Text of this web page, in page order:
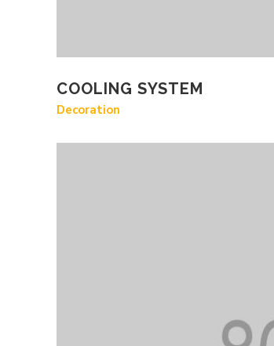
COOLING SYSTEM
Decoration